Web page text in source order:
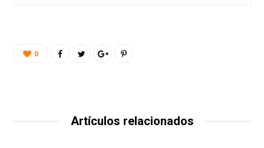
0
Artículos relacionados